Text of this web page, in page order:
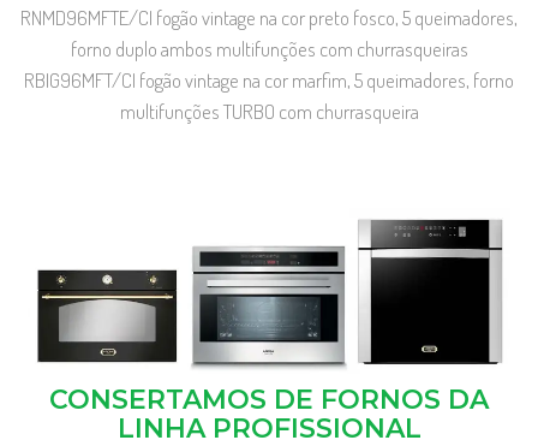
RNMD96MFTE/CI fogão vintage na cor preto fosco, 5 queimadores,
forno duplo ambos multifunções com churrasqueiras
RBIG96MFT/CI fogão vintage na cor marfim, 5 queimadores, forno
multifunções TURBO com churrasqueira
CONSERTAMOS DE FORNOS DA
LINHA PROFISSIONAL